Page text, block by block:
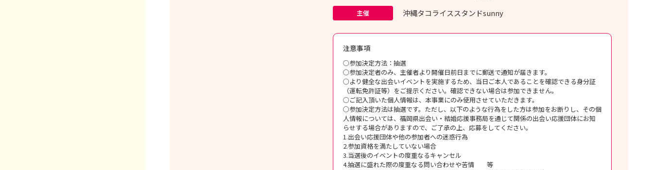
主催 沖縄タコライススタンドsunny
注意事項
○参加決定方法：抽選
○参加決定者のみ、主催者より開催日前日までに郵送で通知が届きます。
○より健全な出会いイベントを実施するため、当日ご本人であることを確認できる身分証
（運転免許証等）をご提示ください。確認できない場合は参加できません。
○ご記入頂いた個人情報は、本事業にのみ使用させていただきます。
○参加決定方法は抽選です。ただし、以下のような行為をした方は参加をお断りし、その個
人情報については、福岡県出会い・結婚応援事務局を通じて関係の出会い応援団体にお知
らせする場合がありますので、ご了承の上、応募をしてください。
1.出会い応援団体や他の参加者への迷惑行為
2.参加資格を満たしていない場合
3.当選後のイベントの度重なるキャンセル
4.抽選に盛れた際の度重なる問い合わせや苦情 等